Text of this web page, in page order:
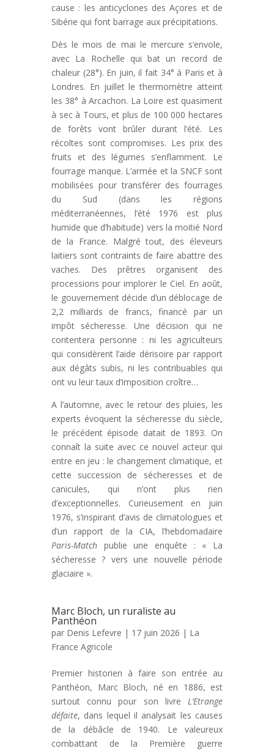
cause : les anticyclones des Açores et de
Sibérie qui font barrage aux précipitations.
Dès le mois de mai le mercure s’envole,
avec La Rochelle qui bat un record de
chaleur (28°). En juin, il fait 34° à Paris et à
Londres. En juillet le thermomètre atteint
les 38° à Arcachon. La Loire est quasiment
à sec à Tours, et plus de 100 000 hectares
de forêts vont brûler durant l’été. Les
récoltes sont compromises. Les prix des
fruits et des légumes s’enflamment. Le
fourrage manque. L’armée et la SNCF sont
mobilisées pour transférer des fourrages
du Sud (dans les régions
méditerranéennes, l’été 1976 est plus
humide que d’habitude) vers la moitié Nord
de la France. Malgré tout, des éleveurs
laitiers sont contraints de faire abattre des
vaches. Des prêtres organisent des
processions pour implorer le Ciel. En août,
le gouvernement décide d’un déblocage de
2,2 milliards de francs, financé par un
impôt sécheresse. Une décision qui ne
contentera personne : ni les agriculteurs
qui considèrent l’aide dérisoire par rapport
aux dégâts subis, ni les contribuables qui
ont vu leur taux d’imposition croître…
A l’automne, avec le retour des pluies, les
experts évoquent la sécheresse du siècle,
le précédent épisode datait de 1893. On
connaît la suite avec ce nouvel acteur qui
entre en jeu : le changement climatique, et
cette succession de sécheresses et de
canicules, qui n’ont plus rien
d’exceptionnelles. Curieusement en juin
1976, s’inspirant d’avis de climatologues et
d’un rapport de la CIA, l’hebdomadaire
Paris-Match publie une enquête : « La
sécheresse ? vers une nouvelle période
glaciaire ».
Marc Bloch, un ruraliste au
Panthéon
par Denis Lefevre | 17 juin 2026 | La
France Agricole
Premier historien à faire son entrée au
Panthéon, Marc Bloch, né en 1886, est
surtout connu pour son livre L’Etrange
défaite, dans lequel il analysait les causes
de la débâcle de 1940. Le valeureux
combattant de la Première guerre